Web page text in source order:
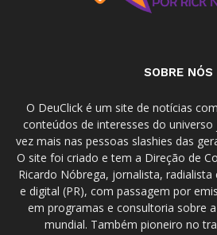
SOBRE NÓS
O DeuClick é um site de notícias
conteúdos de interesses do
vez mais nas pessoas slashies das
O site foi criado e tem a Direção de
Ricardo Nóbrega, jornalista, radialista
e digital (PR), com passagem por
em programas e consultoria sobre
mundial. Também pioneiro no